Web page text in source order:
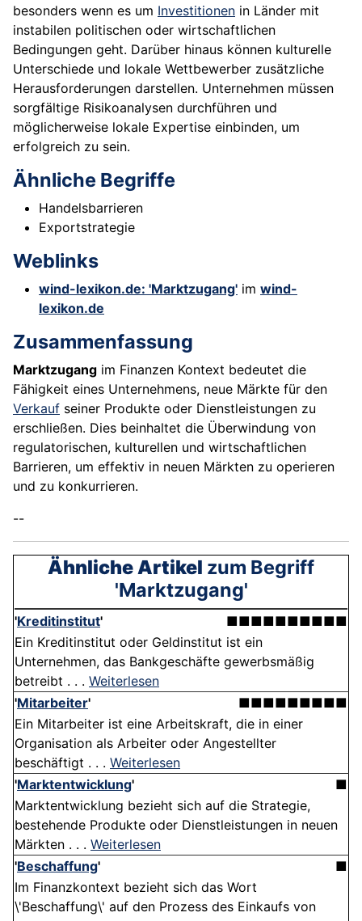
besonders wenn es um Investitionen in Länder mit
instabilen politischen oder wirtschaftlichen
Bedingungen geht. Darüber hinaus können kulturelle
Unterschiede und lokale Wettbewerber zusätzliche
Herausforderungen darstellen. Unternehmen müssen
sorgfältige Risikoanalysen durchführen und
möglicherweise lokale Expertise einbinden, um
erfolgreich zu sein.
Ähnliche Begriffe
Handelsbarrieren
Exportstrategie
Weblinks
wind-lexikon.de: 'Marktzugang' im wind-
lexikon.de
Zusammenfassung
Marktzugang im Finanzen Kontext bedeutet die
Fähigkeit eines Unternehmens, neue Märkte für den
Verkauf seiner Produkte oder Dienstleistungen zu
erschließen. Dies beinhaltet die Überwindung von
regulatorischen, kulturellen und wirtschaftlichen
Barrieren, um effektiv in neuen Märkten zu operieren
und zu konkurrieren.
--
Ähnliche Artikel zum Begriff
'Marktzugang'
'Kreditinstitut'
■■■■■■■■■■
Ein Kreditinstitut oder Geldinstitut ist ein
Unternehmen, das Bankgeschäfte gewerbsmäßig
betreibt . . . Weiterlesen
'Mitarbeiter'
■■■■■■■■■
Ein Mitarbeiter ist eine Arbeitskraft, die in einer
Organisation als Arbeiter oder Angestellter
beschäftigt . . . Weiterlesen
'Marktentwicklung'
■
Marktentwicklung bezieht sich auf die Strategie,
bestehende Produkte oder Dienstleistungen in neuen
Märkten . . . Weiterlesen
'Beschaffung'
■
Im Finanzkontext bezieht sich das Wort
\'Beschaffung\' auf den Prozess des Einkaufs von